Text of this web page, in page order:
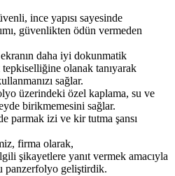
ince yapısı sayesinde
güvenlikten ödün vermeden
daha iyi dokunmatik
olanak tanıyarak
sağlar.
üzerindeki özel kaplama, su ve
birikmemesini sağlar.
parmak izi ve kir tutma şansı
firma olarak,
şikayetlere yanıt vermek amacıyla
panzerfolyo geliştirdik.